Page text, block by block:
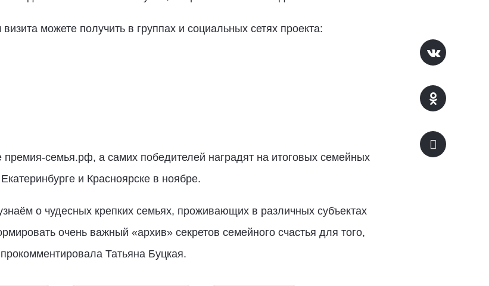
можете получить в группах и социальных сетях проекта:
семья.рф, а самих победителей наградят на итоговых семейных
и Красноярске в ноябре.
о чудесных крепких семьях, проживающих в различных субъектах
очень важный «архив» секретов семейного счастья для того,
Татьяна Буцкая.